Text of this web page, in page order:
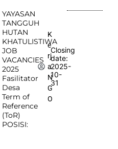
YAYASAN
TANGGUH
HUTAN
KHATULISTIWA
JOB
VACANCIES
2025
Fasilitator
Desa
Term of
Reference
(ToR)
POSISI:
K
e
rj
a
N
G
O
Closing
date:
2025-
10-
31